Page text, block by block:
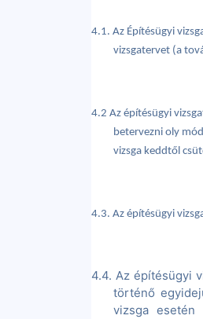
4.1. Az Építésügyi
vizsgatervet (a
4.2 Az építésügyi
betervezni oly
vizsga keddtől
4.3. Az építésügyi
4.4. Az építésügyi
történő
vizsga esetén